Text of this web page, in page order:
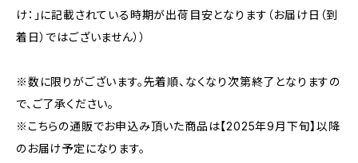
け：」に記載されている時期が出荷目安となります（お届け日（到
着日）ではございません））
※数に限りがございます。先着順、なくなり次第終了となりますの
で、ご了承ください。
※こちらの通販でお申込み頂いた商品は【2025年9月下旬】以降
のお届け予定になります。